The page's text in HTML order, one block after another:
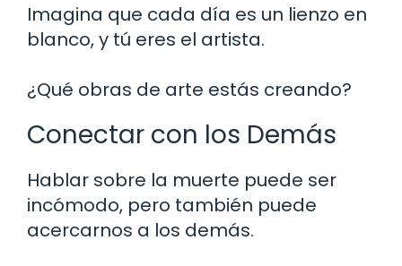
Imagina que cada día es un lienzo en
blanco, y tú eres el artista.
¿Qué obras de arte estás creando?
Conectar con los Demás
Hablar sobre la muerte puede ser
incómodo, pero también puede
acercarnos a los demás.